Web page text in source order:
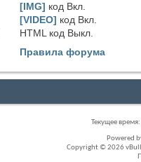
[IMG] код Вкл.
[VIDEO] код Вкл.
HTML код Выкл.
Правила форума
Текущее время:
Powered
Copyright © 2026